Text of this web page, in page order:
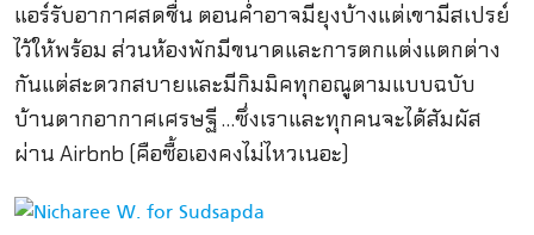
แอร์รับอากาศสดชื่น ตอนค่ำอาจมียุงบ้างแต่เขามีสเปรย์
ไว้ให้พร้อม ส่วนห้องพักมีขนาดและการตกแต่งแตกต่าง
กันแต่สะดวกสบายและมีกิมมิคทุกอณูตามแบบฉบับ
บ้านตากอากาศเศรษฐี …ซึ่งเราและทุกคนจะได้สัมผัส
ผ่าน Airbnb (คือซื้อเองคงไม่ไหวเนอะ)